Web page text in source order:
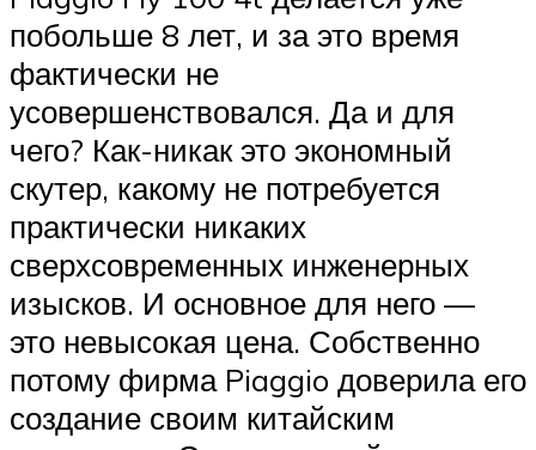
побольше 8 лет, и за это время
фактически не
усовершенствовался. Да и для
чего? Как-никак это экономный
скутер, какому не потребуется
практически никаких
сверхсовременных инженерных
изысков. И основное для него —
это невысокая цена. Собственно
потому фирма Piaggio доверила его
создание своим китайским